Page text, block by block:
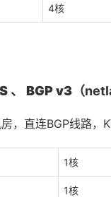
4核
、 BGP v3 （
，直连BGP线路，
1核
1核